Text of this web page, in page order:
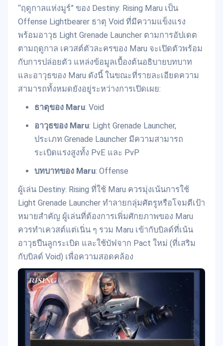
“ฤดูกาลแห่งมูร์” ของ Destiny: Rising Maru เป็น
Offense Lightbearer ธาตุ Void ที่มีความแข็งแรง
พร้อมอาวุธ Light Grenade Launcher ตามการอัปเดต
ตามฤดูกาล เควสต์ตัวละครของ Maru จะเปิดตัวพร้อม
กับการปล่อยตัว แหล่งข้อมูลเบื้องต้นอธิบายบทบาท
และอาวุธของ Maru ดังนี้ ในขณะที่รายละเอียดความ
สามารถทั้งหมดยังอยู่ระหว่างการเปิดเผย:
ธาตุของ Maru: Void
อาวุธของ Maru: Light Grenade Launcher,
ประเภท Grenade Launcher มีความสามารถ
ระเบิดแรงสูงทั้ง PvE และ PvP
บทบาทของ Maru: Offense
ผู้เล่น Destiny: Rising ที่ใช้ Maru ควรมุ่งเน้นการใช้
Light Grenade Launcher ทำลายกลุ่มศัตรูหรือโจมตีเป้า
หมายสำคัญ ผู้เล่นที่ต้องการเพิ่มศักยภาพของ Maru
ควรทำเควสต์แต่เนิ่น ๆ รวม Maru เข้ากับบิลด์ที่เน้น
อาวุธปืนลูกระเบิด และใช้บัฟจาก Pact ใหม่ (ที่เสริม
กับบิลด์ Void) เพื่อความสอดคล้อง